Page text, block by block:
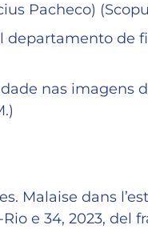
Pacheco)
departamento de
nas imagens
Malaise dans
e 34, 2023, del